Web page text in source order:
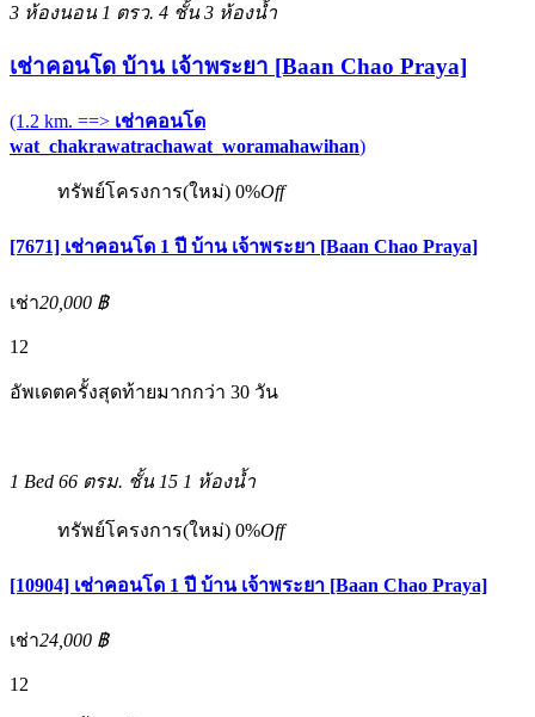
3 ห้องนอน 1 ตรว. 4 ชั้น 3 ห้องน้ำ
เช่าคอนโด บ้าน เจ้าพระยา [Baan Chao Praya]
(1.2 km. ==> เช่าคอนโด
wat_chakrawatrachawat_woramahawihan)
ทรัพย์โครงการ(ใหม่) 0%Off
[7671] เช่าคอนโด 1 ปี บ้าน เจ้าพระยา [Baan Chao Praya]
เช่า20,000 ฿
12
อัพเดตครั้งสุดท้ายมากกว่า 30 วัน
1 Bed 66 ตรม. ชั้น 15 1 ห้องน้ำ
ทรัพย์โครงการ(ใหม่) 0%Off
[10904] เช่าคอนโด 1 ปี บ้าน เจ้าพระยา [Baan Chao Praya]
เช่า24,000 ฿
12